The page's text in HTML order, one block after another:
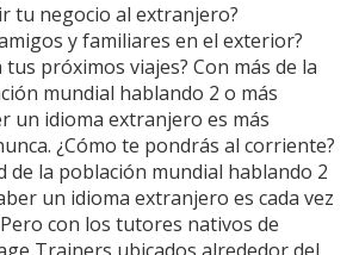
tu negocio al extranjero?
y familiares en el exterior?
próximos viajes? Con más de la
mundial hablando 2 o más
un idioma extranjero es más
¿Cómo te pondrás al corriente?
de la población mundial hablando 2
un idioma extranjero es cada vez
con los tutores nativos de